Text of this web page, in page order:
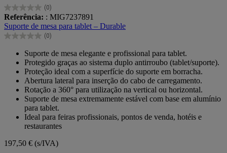
(0)
0.0
em
5
estrelas.
Referência: : MIG7237891
Suporte de mesa para tablet – Durable
(0)
0.0
estrelas.
Suporte de mesa elegante e profissional para tablet.
Protegido graças ao sistema duplo antirroubo (tablet/suporte).
Proteção ideal com a superfície do suporte em borracha.
Abertura lateral para inserção do cabo de carregamento.
Rotação a 360° para utilização na vertical ou horizontal.
Suporte de mesa extremamente estável com base em alumínio
para tablet.
Ideal para feiras profissionais, pontos de venda, hotéis e
restaurantes
197,50 € (s/IVA)